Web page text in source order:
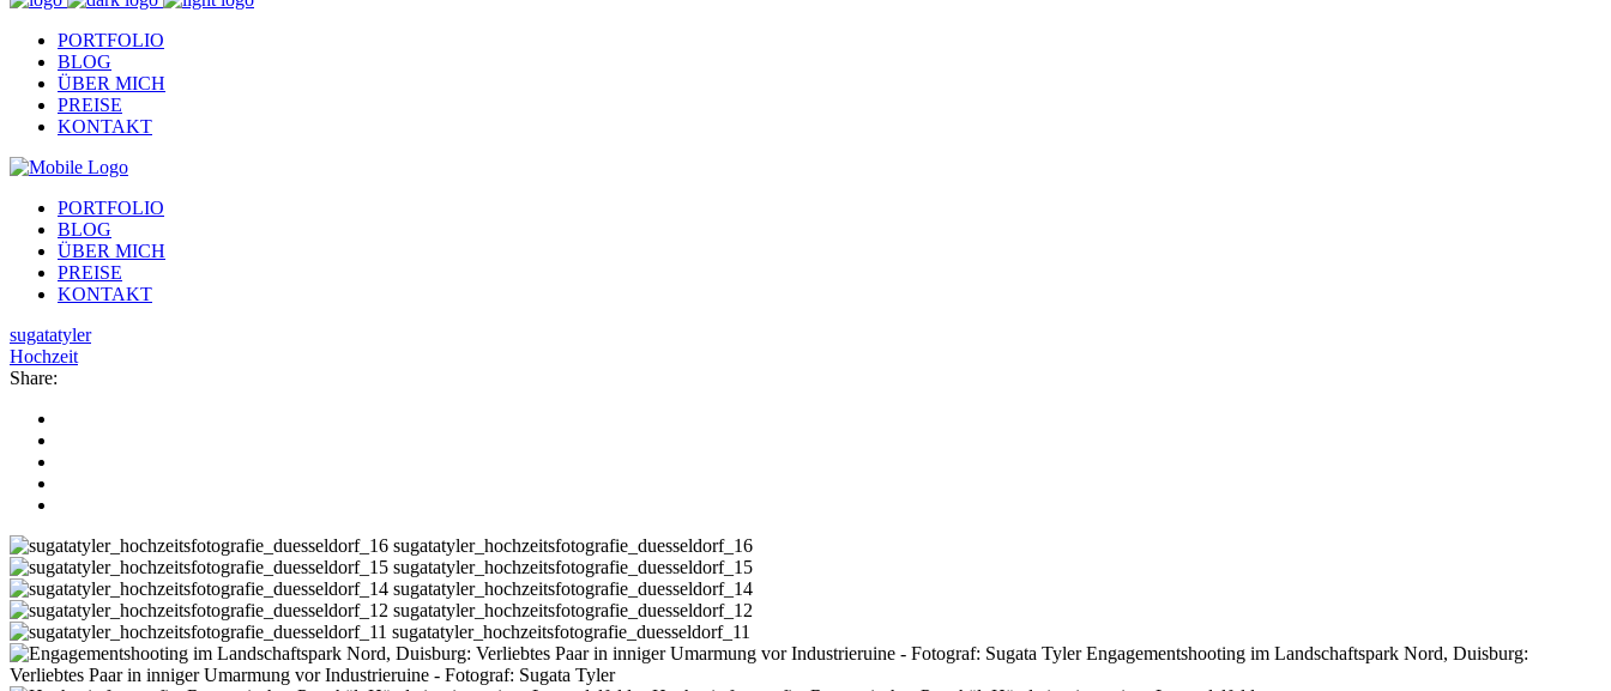
PORTFOLIO
BLOG
ÜBER MICH
PREISE
KONTAKT
PORTFOLIO
BLOG
ÜBER MICH
PREISE
KONTAKT
sugatatyler
Hochzeit
Share:
sugatatyler_hochzeitsfotografie_duesseldorf_16
sugatatyler_hochzeitsfotografie_duesseldorf_15
sugatatyler_hochzeitsfotografie_duesseldorf_14
sugatatyler_hochzeitsfotografie_duesseldorf_12
sugatatyler_hochzeitsfotografie_duesseldorf_11
Engagementshooting im Landschaftspark Nord, Duisburg:
Verliebtes Paar in inniger Umarmung vor Industrieruine - Fotograf: Sugata Tyler